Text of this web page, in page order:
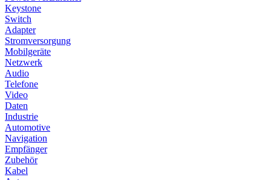
Keystone
Switch
Adapter
Stromversorgung
Mobilgeräte
Netzwerk
Audio
Telefone
Video
Daten
Industrie
Automotive
Navigation
Empfänger
Zubehör
Kabel